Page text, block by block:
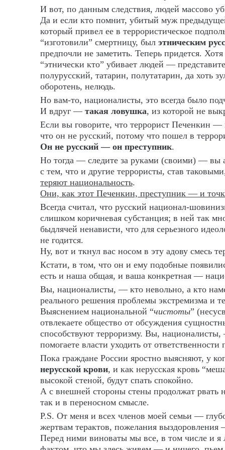
И вот, по данным следствия, людей массово
Да и если кто помнит, убитый муж
который привел ее в террористическое
“изготовили” смертницу, был этническим
предпочли не заметить. Теперь придется.
“этнически кто” убивает людей —
полурусский, татарин, полутатарин, да хоть
оборотень, нелюдь.
Но вам-то, националисты, это всегда было
И вдруг — такая ловушка, из которой не
Если вы говорите, что террорист Печенкин —
что он не русский, потому что пошел в
Он не русский — он преступник.
Но тогда — следите за руками (своими) — вы
с тем, что и другие террористы, став
теряют национальность.
Они, как этот Печенкин, преступник — и
Всегда считал, что русский национал-
слишком коричневая субстанция; в ней так
быдлячей ненависти, что для серьезного
не годится.
Ну, вот и ткнул вас носом в эту адову смесь
Кстати, в том, что он и ему подобные
есть и наша общая, и ваша конкретная —
Вы, националисты, — кто невольно, а кто
реального решения проблемы экстремизма и
Выяснением национальной “чистоты”
отвлекаете общество от обсуждения
способствуют терроризму. Вы,
помогаете власти уходить от
Пока граждане России яростно выясняют, у
нерусской крови, и как нерусская кровь
высокой стеной, будут спать спокойно.
А с внешней стороны стены продолжат рвать
так и в переносном смысле.
P.S. От меня и всех членов моей семьи —
жертвам терактов, пожелания
Перед ними виноваты мы все, в том числе и я